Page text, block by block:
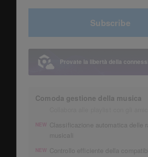
Subscribe
Provate la libertà della
Comoda gestione della musica
NEW Classificazione automatica delle
musicali
NEW Controllo efficiente della